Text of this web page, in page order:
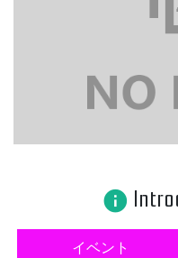
info
イベント